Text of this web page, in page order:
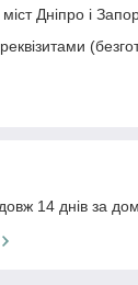
Дніпро і
14 днів за